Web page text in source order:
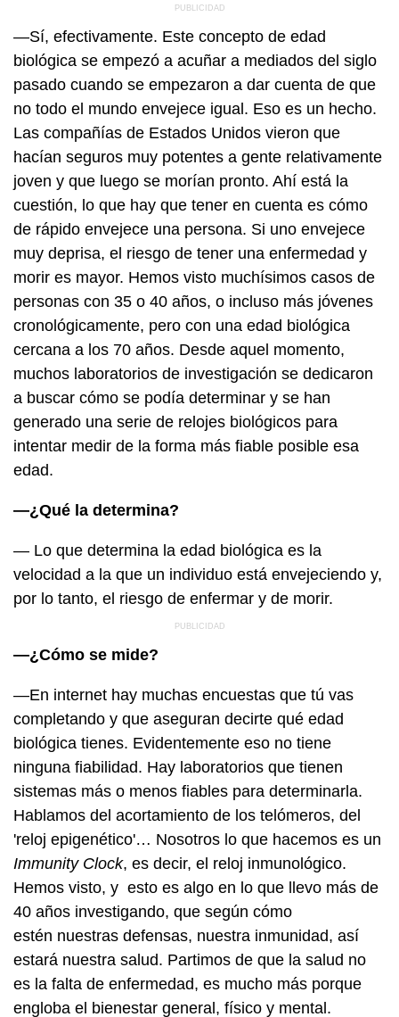
—Sí, efectivamente. Este concepto de edad
biológica se empezó a acuñar a mediados del siglo
pasado cuando se empezaron a dar cuenta de que
no todo el mundo envejece igual. Eso es un hecho.
Las compañías de Estados Unidos vieron que
hacían seguros muy potentes a gente relativamente
joven y que luego se morían pronto. Ahí está la
cuestión, lo que hay que tener en cuenta es cómo
de rápido envejece una persona. Si uno envejece
muy deprisa, el riesgo de tener una enfermedad y
morir es mayor. Hemos visto muchísimos casos de
personas con 35 o 40 años, o incluso más jóvenes
cronológicamente, pero con una edad biológica
cercana a los 70 años. Desde aquel momento,
muchos laboratorios de investigación se dedicaron
a buscar cómo se podía determinar y se han
generado una serie de relojes biológicos para
intentar medir de la forma más fiable posible esa
edad.
—¿Qué la determina?
— Lo que determina la edad biológica es la
velocidad a la que un individuo está envejeciendo y,
por lo tanto, el riesgo de enfermar y de morir.
—¿Cómo se mide?
—En internet hay muchas encuestas que tú vas
completando y que aseguran decirte qué edad
biológica tienes. Evidentemente eso no tiene
ninguna fiabilidad. Hay laboratorios que tienen
sistemas más o menos fiables para determinarla.
Hablamos del acortamiento de los telómeros, del
'reloj epigenético'… Nosotros lo que hacemos es un
Immunity Clock, es decir, el reloj inmunológico.
Hemos visto, y esto es algo en lo que llevo más de
40 años investigando, que según cómo
estén nuestras defensas, nuestra inmunidad, así
estará nuestra salud. Partimos de que la salud no
es la falta de enfermedad, es mucho más porque
engloba el bienestar general, físico y mental.